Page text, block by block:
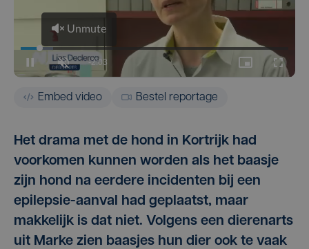
Embed video Bestel reportage
Het drama met de hond in Kortrijk had
voorkomen kunnen worden als het baasje
zijn hond na eerdere incidenten bij een
epilepsie-aanval had geplaatst, maar
makkelijk is dat niet. Volgens een dierenarts
uit Marke zien baasjes hun dier ook te vaak